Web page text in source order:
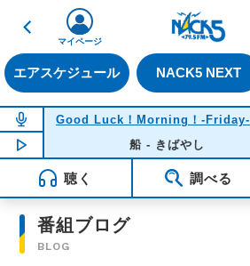
戻る
エアスケジュール NACK5 NEXT
マイページ
NOW ON AIR
Good Luck！Morning！-Friday-
NOW PLAYING06:33
船 - きばやし
聴く 調べる
番組ブログ
BLOG